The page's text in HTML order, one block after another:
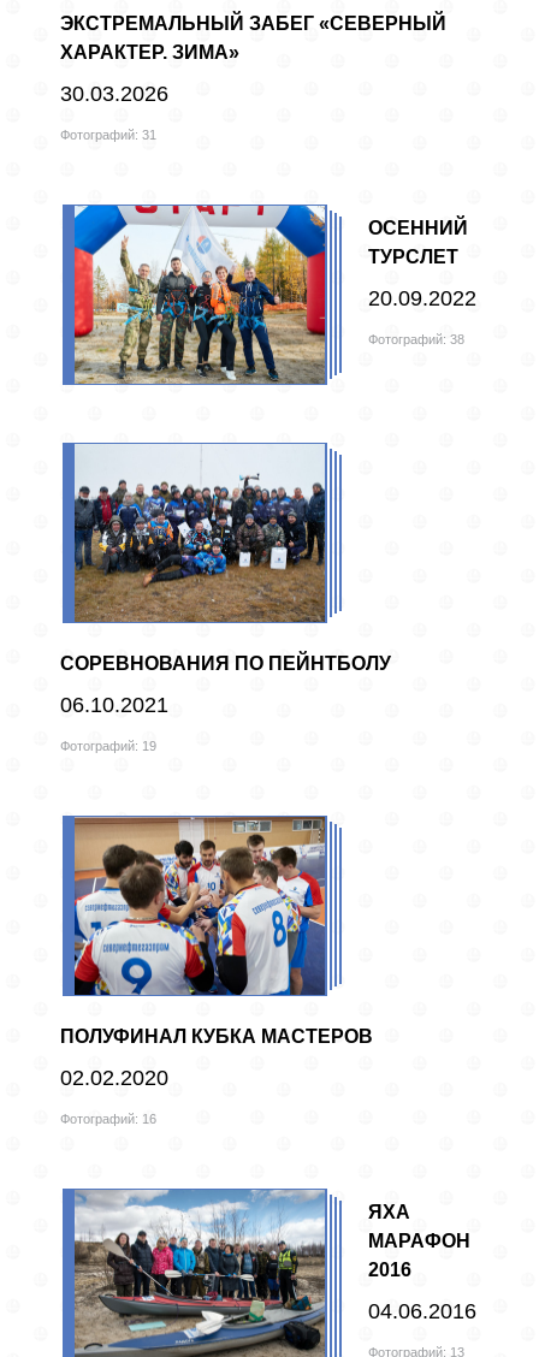
ЭКСТРЕМАЛЬНЫЙ ЗАБЕГ «СЕВЕРНЫЙ
ХАРАКТЕР. ЗИМА»
30.03.2026
Фотографий: 31
ОСЕННИЙ
ТУРСЛЕТ
20.09.2022
Фотографий: 38
СОРЕВНОВАНИЯ ПО ПЕЙНТБОЛУ
06.10.2021
Фотографий: 19
ПОЛУФИНАЛ КУБКА МАСТЕРОВ
02.02.2020
Фотографий: 16
ЯХА
МАРАФОН
2016
04.06.2016
Фотографий: 13